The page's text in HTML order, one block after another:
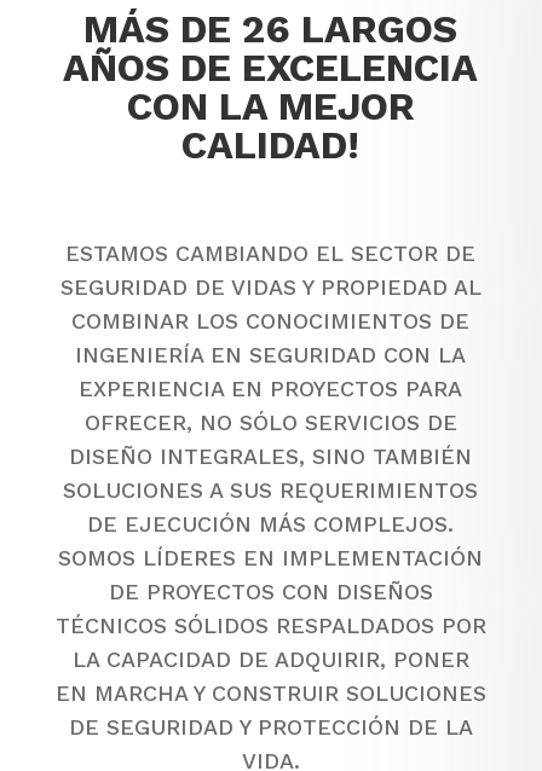
MÁS DE 26 LARGOS
AÑOS DE EXCELENCIA
CON LA MEJOR
CALIDAD!
ESTAMOS CAMBIANDO EL SECTOR DE
SEGURIDAD DE VIDAS Y PROPIEDAD AL
COMBINAR LOS CONOCIMIENTOS DE
INGENIERÍA EN SEGURIDAD CON LA
EXPERIENCIA EN PROYECTOS PARA
OFRECER, NO SÓLO SERVICIOS DE
DISEÑO INTEGRALES, SINO TAMBIÉN
SOLUCIONES A SUS REQUERIMIENTOS
DE EJECUCIÓN MÁS COMPLEJOS.
SOMOS LÍDERES EN IMPLEMENTACIÓN
DE PROYECTOS CON DISEÑOS
TÉCNICOS SÓLIDOS RESPALDADOS POR
LA CAPACIDAD DE ADQUIRIR, PONER
EN MARCHA Y CONSTRUIR SOLUCIONES
DE SEGURIDAD Y PROTECCIÓN DE LA
VIDA.